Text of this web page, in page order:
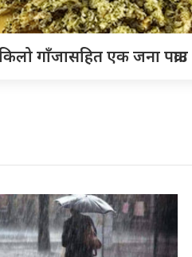
गाँजासहित एक जना पक्राउ